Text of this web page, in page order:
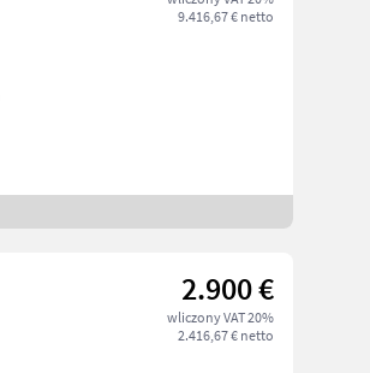
9.416,67 € netto
2.900 €
wliczony VAT 20%
2.416,67 € netto